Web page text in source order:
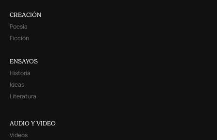
CREACIÓN
Poesía
Ficción
ENSAYOS
Historia
Ideas
Literatura
AUDIO Y VIDEO
Videos